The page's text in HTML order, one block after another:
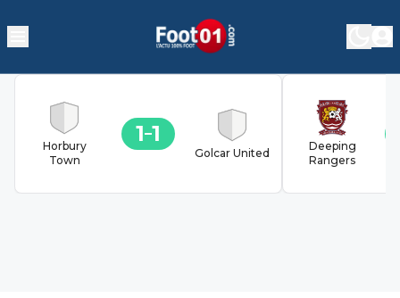
Horbury
Town
1 1
Golcar United
Deeping
Rangers